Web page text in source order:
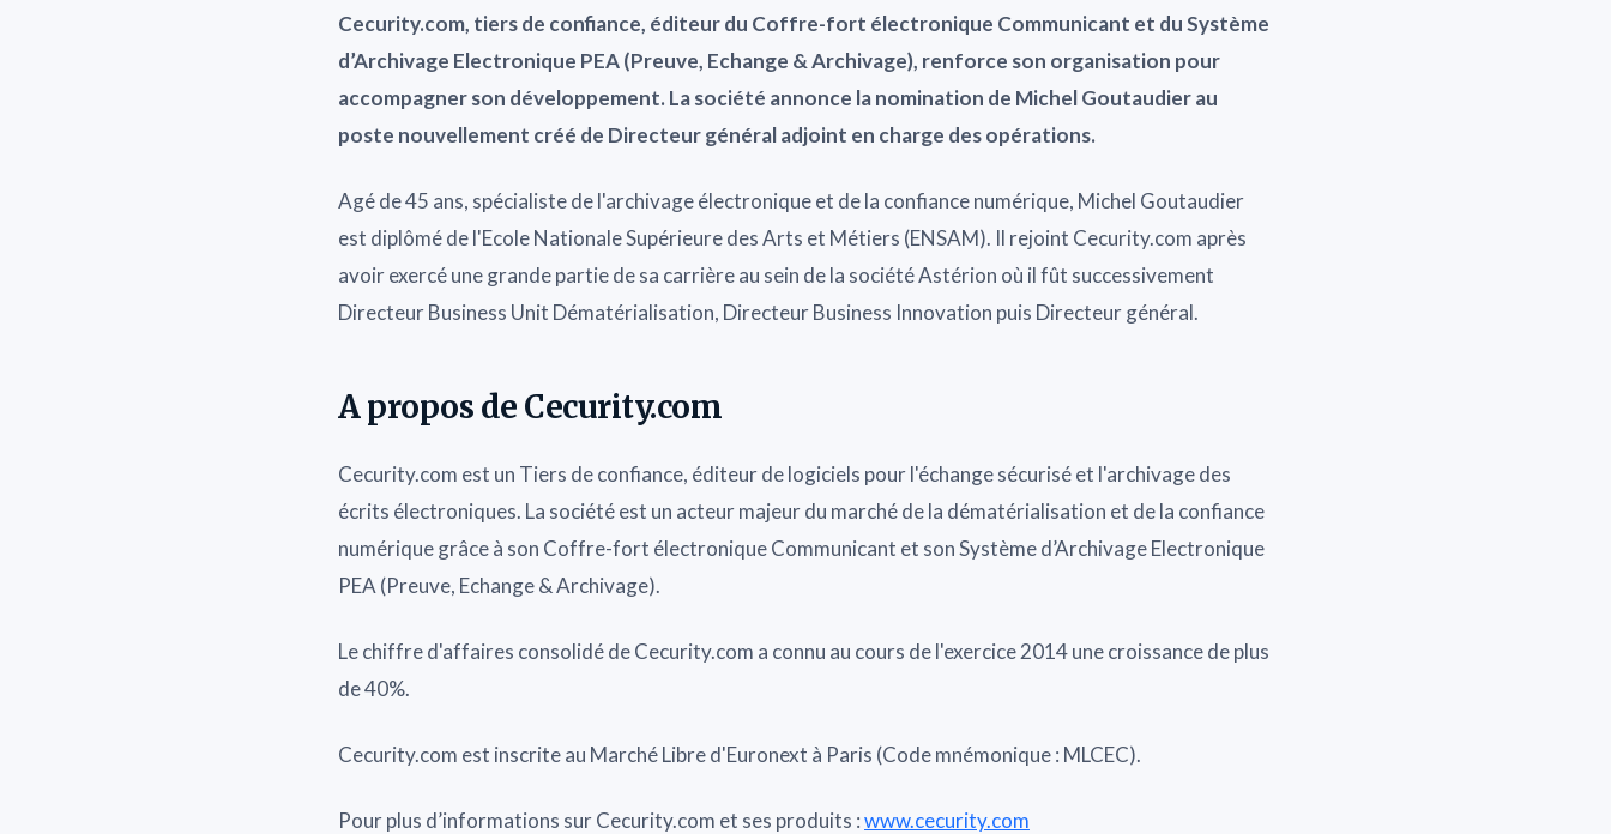
Cecurity.com, tiers de confiance, éditeur du Coffre-fort électronique Communicant et duSystème
d’Archivage Electronique PEA (Preuve, Echange & Archivage), renforce son organisation pour
accompagner son développement. La société annonce la nomination de Michel Goutaudier au
poste nouvellement créé de Directeur général adjoint en charge des opérations.
Agé de 45 ans, spécialiste de l'archivage électronique et de la confiance numérique, Michel Goutaudier
est diplômé de l'Ecole Nationale Supérieure des Arts et Métiers (ENSAM). Il rejoint Cecurity.com après
avoir exercé une grande partie de sa carrière au sein de la société Astérion où il fût successivement
Directeur Business Unit Dématérialisation, Directeur Business Innovation puis Directeur général.
A propos de Cecurity.com
Cecurity.com est un Tiers de confiance, éditeur de logiciels pour l'échange sécurisé et l'archivage des
écrits électroniques. La société est un acteur majeur du marché de la dématérialisation et de la confiance
numérique grâce à son Coffre-fort électronique Communicant et son Système d’Archivage Electronique
PEA (Preuve, Echange & Archivage).
Le chiffre d'affaires consolidé de Cecurity.com a connu au cours de l'exercice 2014 une croissance de plus
de 40%.
Cecurity.com est inscrite au Marché Libre d'Euronext à Paris (Code mnémonique : MLCEC).
Pour plus d’informations sur Cecurity.com et ses produits :www.cecurity.com